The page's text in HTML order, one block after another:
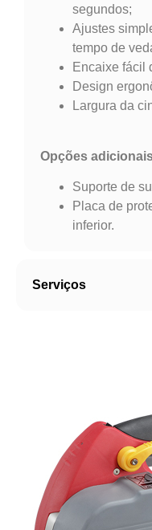
segundos;
Ajustes
tempo de
Encaixe fácil
Design
Largura da
Opções
Suporte de
Placa de
inferior.
Serviços